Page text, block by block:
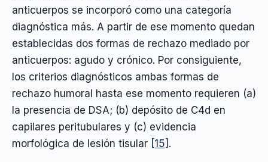
anticuerpos se incorporó como una categoría
diagnóstica más. A partir de ese momento quedan
establecidas dos formas de rechazo mediado por
anticuerpos: agudo y crónico. Por consiguiente,
los criterios diagnósticos ambas formas de
rechazo humoral hasta ese momento requieren (a)
la presencia de DSA; (b) depósito de C4d en
capilares peritubulares y (c) evidencia
morfológica de lesión tisular [15] .